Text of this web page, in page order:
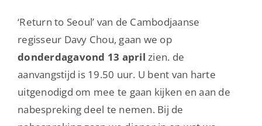
‘Return to Seoul’ van de Cambodjaanse
regisseur Davy Chou, gaan we op
donderdagavond 13 aprilzien. de
aanvangstijd is 19.50 uur. U bent van harte
uitgenodigd om mee te gaan kijken en aan de
nabespreking deel te nemen. Bij de